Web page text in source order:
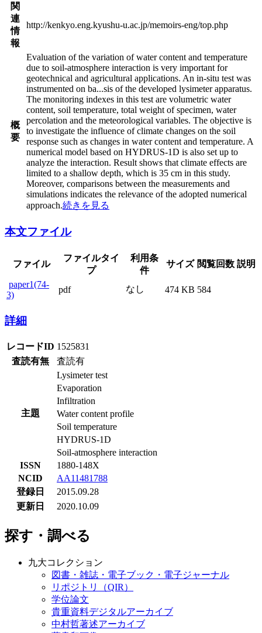
関
連
情
報
http://kenkyo.eng.kyushu-u.ac.jp/memoirs-eng/top.php
概
要
Evaluation of the variation of water content and temperature
due to soil-atmosphere interaction is very important for
geotechnical and agricultural applications. An in-situ test was
instrumented on ba...sis of the developed lysimeter apparatus.
The monitoring indexes in this test are volumetric water
content, soil temperature, total weight of specimen, water
percolation and the meteorological variables. The objective is
to investigate the influence of climate changes on the soil
response such as changes in water content and temperature. A
numerical model based on HYDRUS-1D is also set up to
analyze the interaction. Result shows that climate effects are
limited to a shallow depth, which is 35 cm in this study.
Moreover, comparisons between the measurements and
simulations indicates the relevance of the adopted numerical
approach.続きを見る
本文ファイル
ファイル
ファイルタイ
プ
利用条
件
サイズ 閲覧回数 説明
paper1(74-
3)
pdf なし 474 KB 584
詳細
レコードID 1525831
査読有無
査読有
主題
Lysimeter test
Evaporation
Infiltration
Water content profile
Soil temperature
HYDRUS-1D
Soil-atmosphere interaction
ISSN
1880-148X
NCID
AA11481788
登録日
2015.09.28
更新日
2020.10.09
探す・調べる
九大コレクション
図書・雑誌・電子ブック・電子ジャーナル
リポジトリ（QIR）
学位論文
貴重資料デジタルアーカイブ
中村哲著述アーカイブ